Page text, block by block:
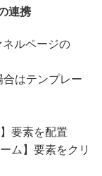
連携
ルページの
合はテンプレー
要素を配置
ム】要素をクリ